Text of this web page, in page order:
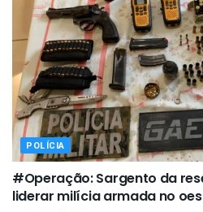
POLÍCIA
#Operação: Sargento da
liderar milícia armada no